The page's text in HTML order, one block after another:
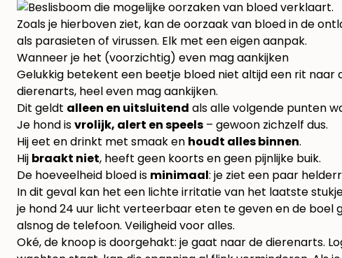
Zoals je hierboven ziet, kan de oorzaak van bloed in de
als parasieten of virussen. Elk met een eigen aanpak.
Wanneer je het (voorzichtig) even mag aankijken
Gelukkig betekent een beetje bloed niet altijd een rit naar
dierenarts, heel even mag aankijken.
Dit geldt alleen en uitsluitend als alle volgende punten
Je hond isvrolijk, alert en speels – gewoon zichzelf dus.
Hij eet en drinkt met smaak en houdt alles binnen.
Hij braakt niet, heeft geen koorts en geen pijnlijke buik.
De hoeveelheid bloed is minimaal: je ziet een paar
In dit geval kan het een lichte irritatie van het laatste
je hond 24 uur licht verteerbaar eten te geven en de boel
alsnog de telefoon. Veiligheid voor alles.
Oké, de knoop is doorgehakt: je gaat naar de dierenarts.